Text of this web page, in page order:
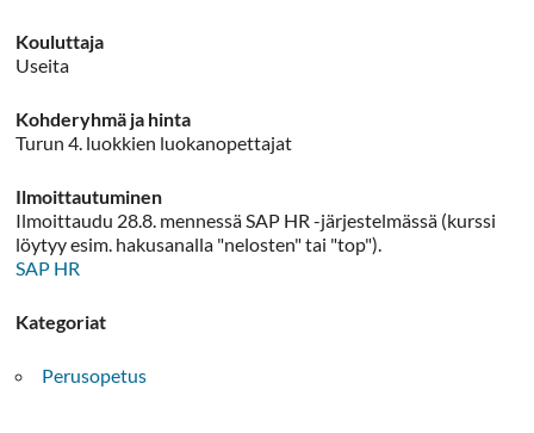
Kouluttaja
Useita
Kohderyhmä ja hinta
Turun 4. luokkien luokanopettajat
Ilmoittautuminen
Ilmoittaudu 28.8. mennessä SAP HR -järjestelmässä (kurssi
löytyy esim. hakusanalla "nelosten" tai "top").
SAP HR
Kategoriat
Perusopetus